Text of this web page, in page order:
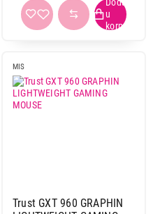
MIS
Trust GXT 960 GRAPHIN